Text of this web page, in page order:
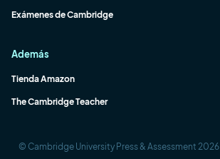
Exámenes de Cambridge
Además
Tienda Amazon
The Cambridge Teacher
© Cambridge University Press & Assessment 2026